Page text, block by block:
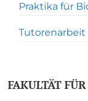
Praktika für
Tutorenarbeit
FAKULTÄT